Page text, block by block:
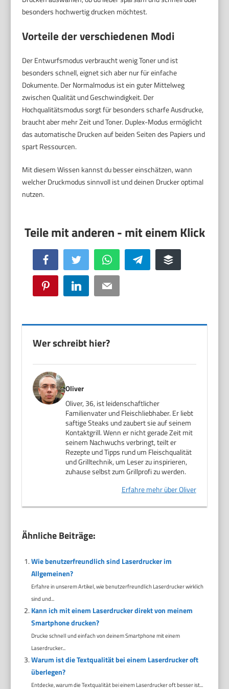
besonders hochwertig drucken möchtest.
Vorteile der verschiedenen Modi
Der Entwurfsmodus verbraucht wenig Toner und ist
besonders schnell, eignet sich aber nur für einfache
Dokumente. Der Normalmodus ist ein guter Mittelweg
zwischen Qualität und Geschwindigkeit. Der
Hochqualitätsmodus sorgt für besonders scharfe Ausdrucke,
braucht aber mehr Zeit und Toner. Duplex-Modus ermöglicht
das automatische Drucken auf beiden Seiten des Papiers und
spart Ressourcen.
Mit diesem Wissen kannst du besser einschätzen, wann
welcher Druckmodus sinnvoll ist und deinen Drucker optimal
nutzen.
Facebook Twitter WhatsApp Telegram Buffer
Pinterest LinkedIn Email
Wer schreibt hier?
Oliver
Oliver, 36, ist leidenschaftlicher
Familienvater und Fleischliebhaber. Er liebt
saftige Steaks und zaubert sie auf seinem
Kontaktgrill. Wenn er nicht gerade Zeit mit
seinem Nachwuchs verbringt, teilt er
Rezepte und Tipps rund um Fleischqualität
und Grilltechnik, um Leser zu inspirieren,
zuhause selbst zum Grillprofi zu werden.
Erfahre mehr über Oliver
Ähnliche Beiträge:
Wie benutzerfreundlich sind Laserdrucker im
Allgemeinen?
Erfahre in unserem Artikel, wie benutzerfreundlich Laserdrucker wirklich
sind und...
Kann ich mit einem Laserdrucker direkt von meinem
Smartphone drucken?
Drucke schnell und einfach von deinem Smartphone mit einem
Laserdrucker...
Warum ist die Textqualität bei einem Laserdrucker oft
überlegen?
Entdecke, warum die Textqualität bei einem Laserdrucker oft besser ist...